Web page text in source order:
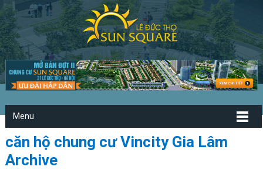
Menu
căn hộ chung cư Vincity Gia Lâm
Archive